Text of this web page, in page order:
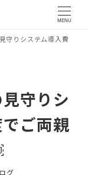
MENU
守りシステム導入費
見守りシ
ご両親
グ